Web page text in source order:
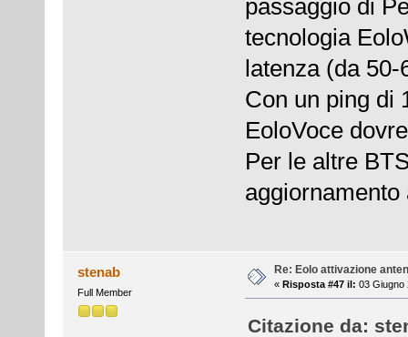
passaggio di
tecnologia
latenza (da
Con un ping di
EoloVoce
Per le altre
aggiornamento
stenab
Full Member
Re: Eolo attivazione
« Risposta #47 il: 03 Giugno
Citazione da: